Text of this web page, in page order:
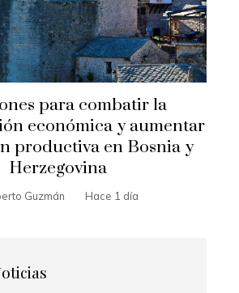
para combatir la
económica y aumentar
productiva en Bosnia y
Herzegovina
Guzmán Hace 1 día